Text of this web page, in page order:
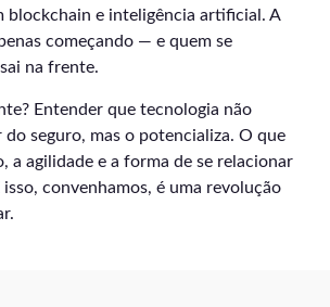
blockchain e inteligência artificial. A
começando — e quem se
na frente.
Entender que tecnologia não
seguro, mas o potencializa. O que
a agilidade e a forma de se relacionar
convenhamos, é uma revolução